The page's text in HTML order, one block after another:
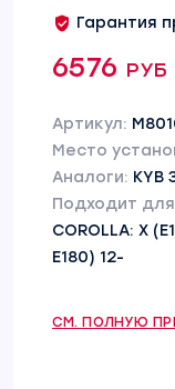
Гарантия
6576 руб
Артикул:
Место
Аналоги: KYB
Подходит
COROLLA: X
E180) 12-
СМ. ПОЛНУЮ